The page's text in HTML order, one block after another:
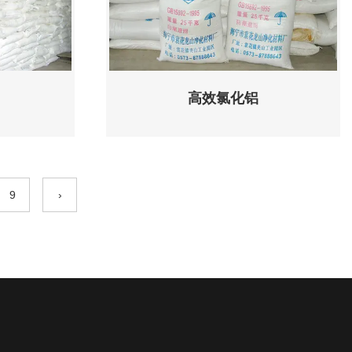
高效氯化铝
9 ›